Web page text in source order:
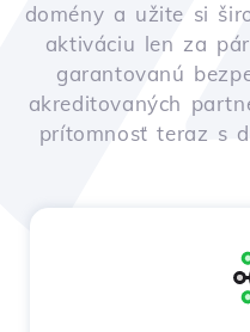
domény a užite si
aktiváciu len za
garantovanú
akreditovaných
prítomnosť teraz s